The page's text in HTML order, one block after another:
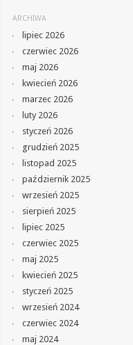
ARCHIWA
lipiec 2026
czerwiec 2026
maj 2026
kwiecień 2026
marzec 2026
luty 2026
styczeń 2026
grudzień 2025
listopad 2025
październik 2025
wrzesień 2025
sierpień 2025
lipiec 2025
czerwiec 2025
maj 2025
kwiecień 2025
styczeń 2025
wrzesień 2024
czerwiec 2024
maj 2024